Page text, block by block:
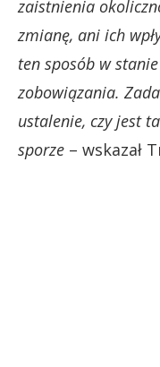
zaistnienia
zmianę, ani ich
ten sposób w
zobowiązania.
ustalenie, czy jest
sporze – wskazał